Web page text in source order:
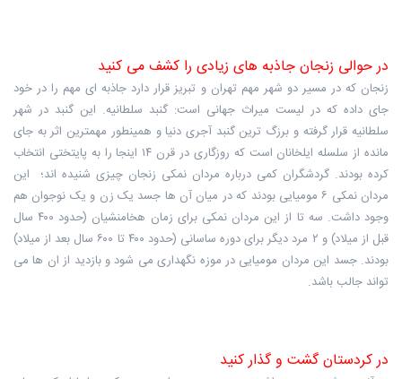
در حوالی زنجان جاذبه های زیادی را کشف می کنید
زنجان که در مسیر دو شهر مهم تهران و تبریز قرار دارد جاذبه ای مهم را در خود
جای داده که در لیست میراث جهانی است: گنبد سلطانیه. این گنبد در شهر
سلطانیه قرار گرفته و برزگ ترین گنبد آجری دنیا و همینطور مهمترین اثر به جای
مانده از سلسله ایلخانان است که روزگاری در قرن ۱۴ اینجا را به پایتختی انتخاب
کرده بودند. گردشگران کمی درباره مردان نمکی زنجان چیزی شنیده اند؛ این
مردان نمکی ۶ مومیایی بودند که در میان آن ها جسد یک زن و یک نوجوان هم
وجود داشت. سه تا از این مردان نمکی برای زمان هخامنشیان (حدود ۴۰۰ سال
قبل از میلاد) و ۲ مرد دیگر برای دوره ساسانی (حدود ۴۰۰ تا ۶۰۰ سال بعد از میلاد)
بودند. جسد این مردان مومیایی در موزه نگهداری می شود و بازدید از ان ها می
تواند جالب باشد.
در کردستان گشت و گذار کنید